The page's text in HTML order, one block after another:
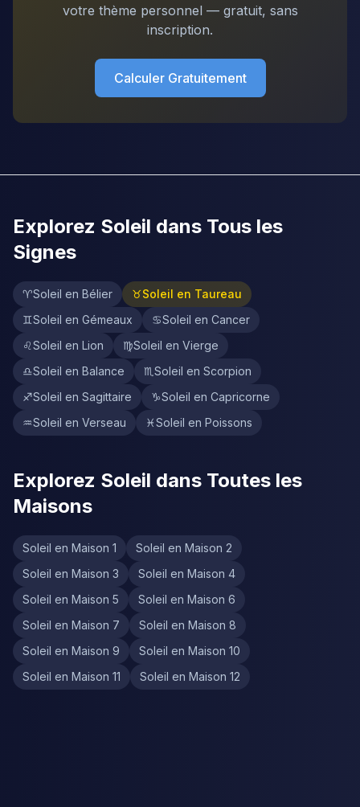
votre thème personnel — gratuit, sans
inscription.
Calculer Gratuitement
Explorez Soleil dans Tous les
Signes
♈Soleil en Bélier ♉Soleil en Taureau
♊Soleil en Gémeaux ♋Soleil en Cancer
♌Soleil en Lion ♍Soleil en Vierge
♎Soleil en Balance ♏ Soleil en Scorpion
♐Soleil en Sagittaire ♑Soleil en Capricorne
♒Soleil en Verseau ♓Soleil en Poissons
Explorez Soleil dans Toutes les
Maisons
Soleil en Maison 1
Soleil en Maison 2
Soleil en Maison 3
Soleil en Maison 4
Soleil en Maison 5
Soleil en Maison 6
Soleil en Maison 7
Soleil en Maison 8
Soleil en Maison 9
Soleil en Maison 10
Soleil en Maison 11
Soleil en Maison 12